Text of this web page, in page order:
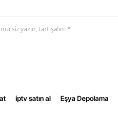
siz yazın, tartışalım *
iptv satın al Eşya Depolama